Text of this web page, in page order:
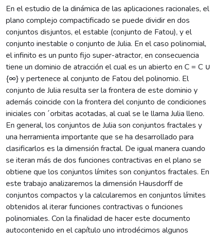
En el estudio de la dinámica de las aplicaciones racionales, el
plano complejo compactificado se puede dividir en dos
conjuntos disjuntos, el estable (conjunto de Fatou), y el
conjunto inestable o conjunto de Julia. En el caso polinomial,
el infinito es un punto fijo super-atractor, en consecuencia
tiene un dominio de atracción el cual es un abierto en C = C ∪
{∞} y pertenece al conjunto de Fatou del polinomio. El
conjunto de Julia resulta ser la frontera de este dominio y
además coincide con la frontera del conjunto de condiciones
iniciales con ´orbitas acotadas, al cual se le llama Julia lleno.
En general, los conjuntos de Julia son conjuntos fractales y
una herramienta importante que se ha desarrollado para
clasificarlos es la dimensión fractal. De igual manera cuando
se iteran más de dos funciones contractivas en el plano se
obtiene que los conjuntos límites son conjuntos fractales. En
este trabajo analizaremos la dimensión Hausdorff de
conjuntos compactos y la calcularemos en conjuntos límites
obtenidos al iterar funciones contractivas o funciones
polinomiales. Con la finalidad de hacer este documento
autocontenido en el capítulo uno introdécimos algunos